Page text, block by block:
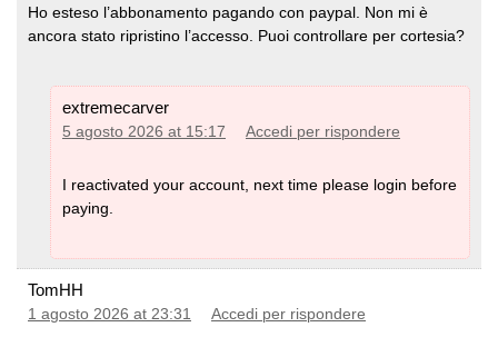
Ho esteso l’abbonamento pagando con paypal. Non mi è
ancora stato ripristino l’accesso. Puoi controllare per cortesia?
extremecarver
5 agosto 2026 at 15:17 Accedi per rispondere
I reactivated your account, next time please login before
paying.
TomHH
1 agosto 2026 at 23:31 Accedi per rispondere